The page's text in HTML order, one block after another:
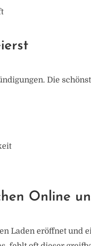
Die
Online
Laden eröffnet und